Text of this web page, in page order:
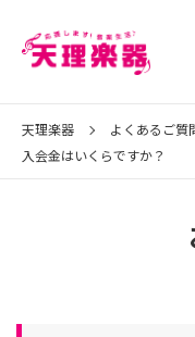
天理楽器 よくあるご質
入会金はいくらですか？